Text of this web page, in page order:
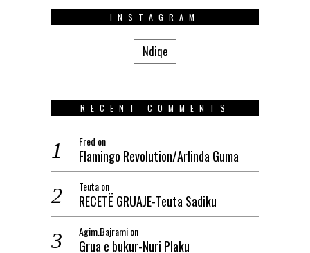
INSTAGRAM
Ndiqe
RECENT COMMENTS
Fred on
Flamingo Revolution/Arlinda Guma
Teutaon
RECETË GRUAJE-Teuta Sadiku
Agim.Bajramion
Grua e bukur-Nuri Plaku